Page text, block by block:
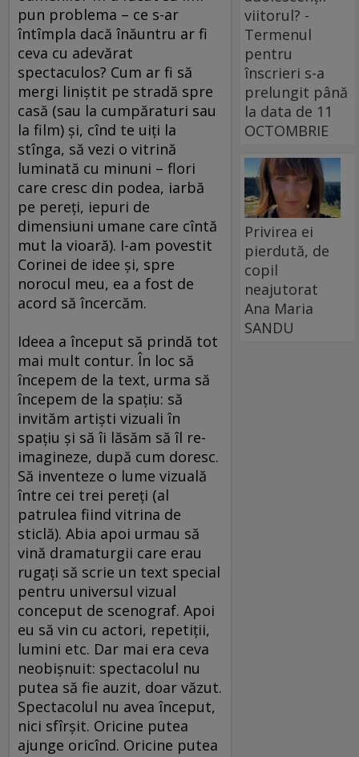
pun problema – ce s-ar
întîmpla dacă înăuntru ar fi
ceva cu adevărat
spectaculos? Cum ar fi să
mergi liniştit pe stradă spre
casă (sau la cumpăraturi sau
la film) şi, cînd te uiţi la
stînga, să vezi o vitrină
luminată cu minuni – flori
care cresc din podea, iarbă
pe pereţi, iepuri de
dimensiuni umane care cîntă
mut la vioară). I-am povestit
Corinei de idee şi, spre
norocul meu, ea a fost de
acord să încercăm.
Ideea a început să prindă tot
mai mult contur. În loc să
începem de la text, urma să
începem de la spaţiu: să
invităm artişti vizuali în
spaţiu şi să îi lăsăm să îl re-
imagineze, după cum doresc.
Să inventeze o lume vizuală
între cei trei pereţi (al
patrulea fiind vitrina de
sticlă). Abia apoi urmau să
vină dramaturgii care erau
rugaţi să scrie un text special
pentru universul vizual
conceput de scenograf. Apoi
eu să vin cu actori, repetiţii,
lumini etc. Dar mai era ceva
neobişnuit: spectacolul nu
putea să fie auzit, doar văzut.
Spectacolul nu avea început,
nici sfîrşit. Oricine putea
ajunge oricînd. Oricine putea
viitorul? -
Termenul
pentru
înscrieri s-a
prelungit până
la data de 11
OCTOMBRIE
Privirea ei
pierdută, de
copil
neajutorat
Ana Maria
SANDU